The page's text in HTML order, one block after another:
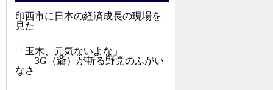
印西市に日本の経済成長の現場を
見た
「玉木、元気ないよな」
――3G（爺）が斬る野党のふがい
なさ